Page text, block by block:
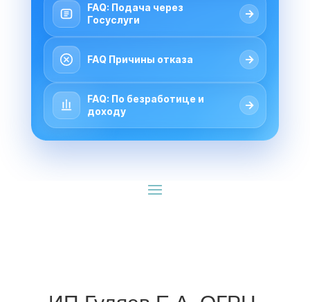
FAQ: Подача через
Госуслуги
→
FAQ Причины отказа →
FAQ: По безработице и
доходу
→